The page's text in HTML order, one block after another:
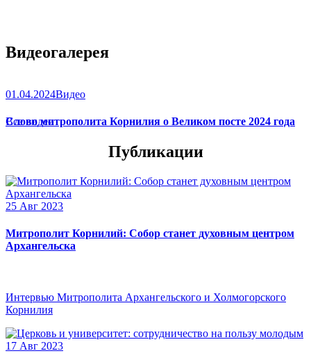
Видеогалерея
01.04.2024Видео
Слово митрополита Корнилия о Великом посте 2024 года
Все видео
Публикации
25 Авг 2023
Митрополит Корнилий: Собор станет духовным центром
Архангельска
Интервью Митрополита Архангельского и Холмогорского
Корнилия
17 Авг 2023